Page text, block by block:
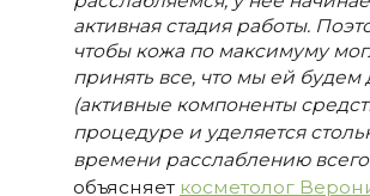
активная стадия работы.
чтобы кожа по максимуму
принять все, что мы ей будем
(активные компоненты
процедуре и уделяется
времени расслаблению всего
объясняет косметолог